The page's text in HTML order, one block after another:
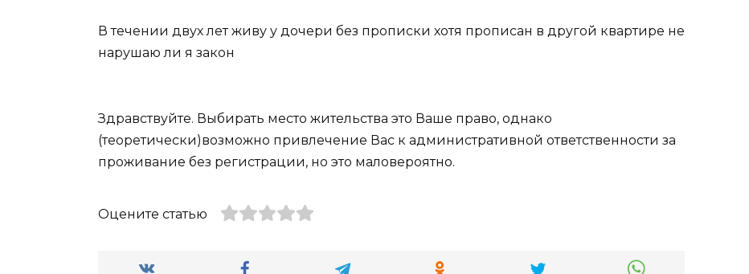
В течении двух лет живу у дочери без прописки хотя прописан в другой квартире не
нарушаю ли я закон
Здравствуйте. Выбирать место жительства это Ваше право, однако
(теоретически)возможно привлечение Вас к административной ответственности за
проживание без регистрации, но это маловероятно.
Оцените статью